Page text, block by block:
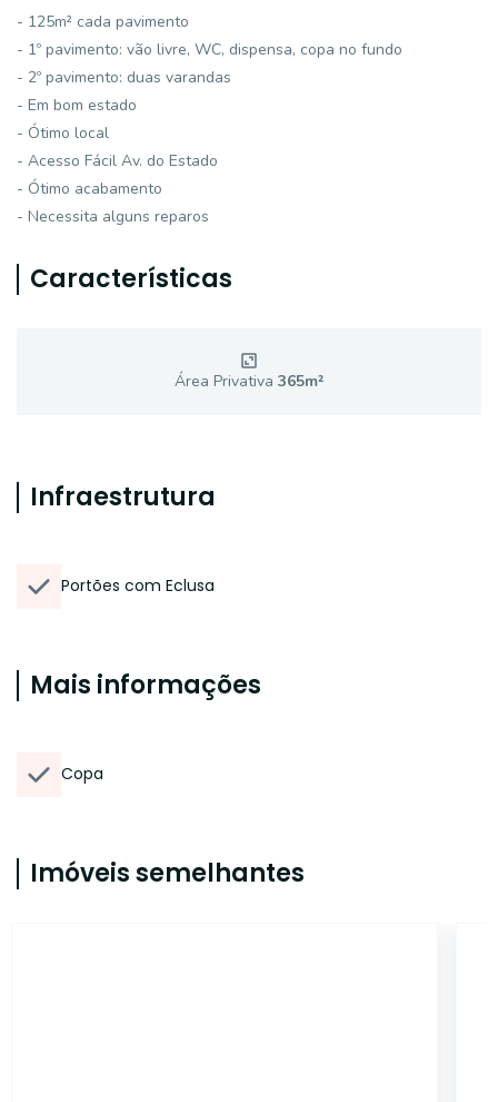
- 125m² cada pavimento
- 1º pavimento: vão livre, WC, dispensa, copa no fundo
- 2º pavimento: duas varandas
- Em bom estado
- Ótimo local
- Acesso Fácil Av. do Estado
- Ótimo acabamento
- Necessita alguns reparos
Características
Área Privativa 365m²
Infraestrutura
Portões com Eclusa
Mais informações
Copa
Imóveis semelhantes